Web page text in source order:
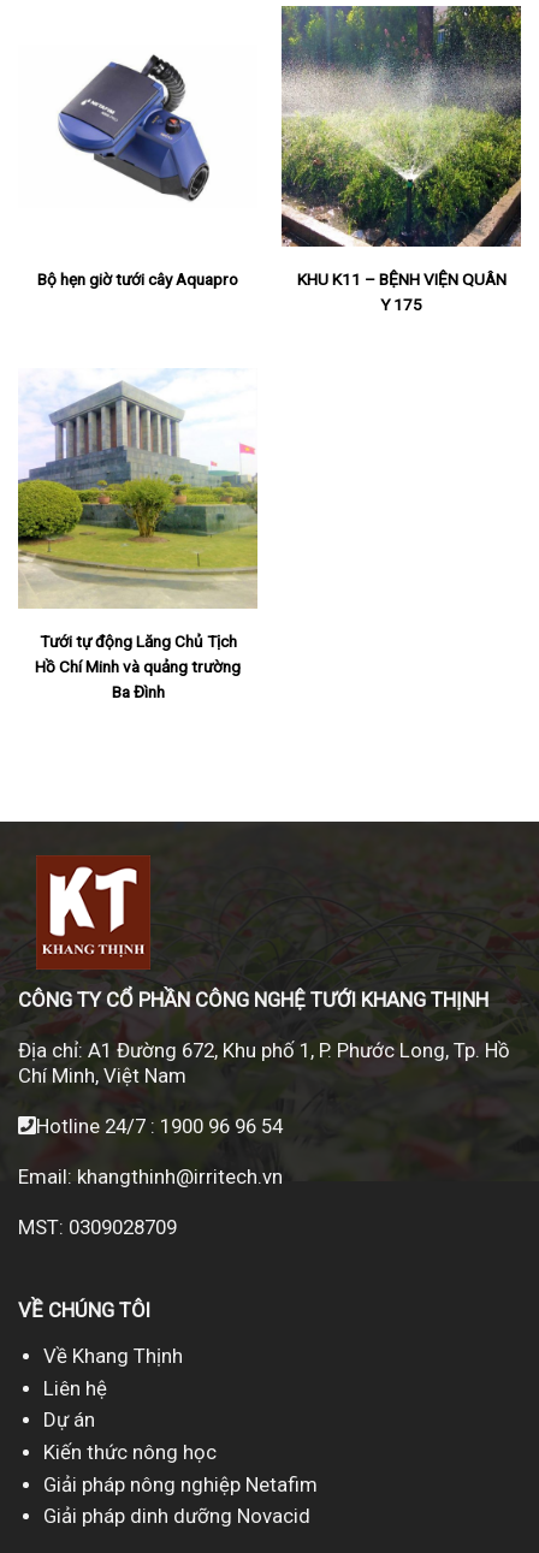
Bộ hẹn giờ tưới cây Aquapro
KHU K11 – BỆNH VIỆN QUÂN
Y 175
Tưới tự động Lăng Chủ Tịch
Hồ Chí Minh và quảng trường
Ba Đình
CÔNG TY CỔ PHẦN CÔNG NGHỆ TƯỚI KHANG THỊNH
Địa chỉ: A1 Đường 672, Khu phố 1, P. Phước Long, Tp. Hồ
Chí Minh, Việt Nam
Hotline 24/7 : 1900 96 96 54
Email: khangthinh@irritech.vn
MST: 0309028709
VỀ CHÚNG TÔI
Về Khang Thịnh
Liên hệ
Dự án
Kiến thức nông học
Giải pháp nông nghiệp Netafim
Giải pháp dinh dưỡng Novacid